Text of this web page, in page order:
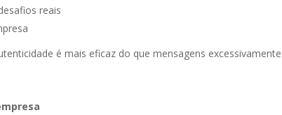
reais
é mais eficaz do que mensagens excessivamente